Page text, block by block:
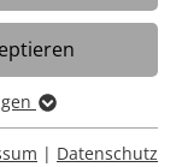
das
Hauses der
und
am 28.
Funktionen
| Datenschutz